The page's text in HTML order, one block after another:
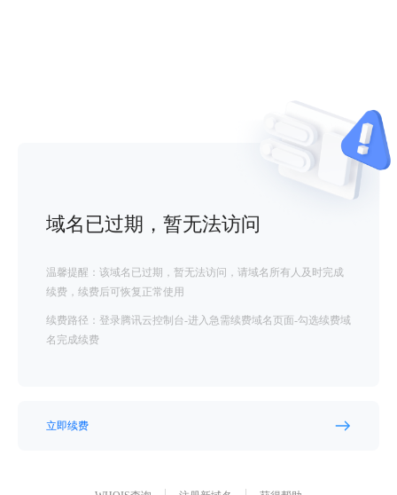
域名已过期，暂无法访问
温馨提醒：该域名已过期，暂无法访问，请域名所有人及时完成
续费，续费后可恢复正常使用
续费路径：登录腾讯云控制台-进入急需续费域名页面-勾选续费域
名完成续费
立即续费